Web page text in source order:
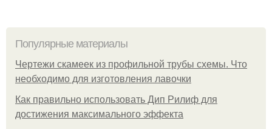
Популярные материалы
Чертежи скамеек из профильной трубы схемы. Что
необходимо для изготовления лавочки
Как правильно использовать Дип Рилиф для
достижения максимального эффекта